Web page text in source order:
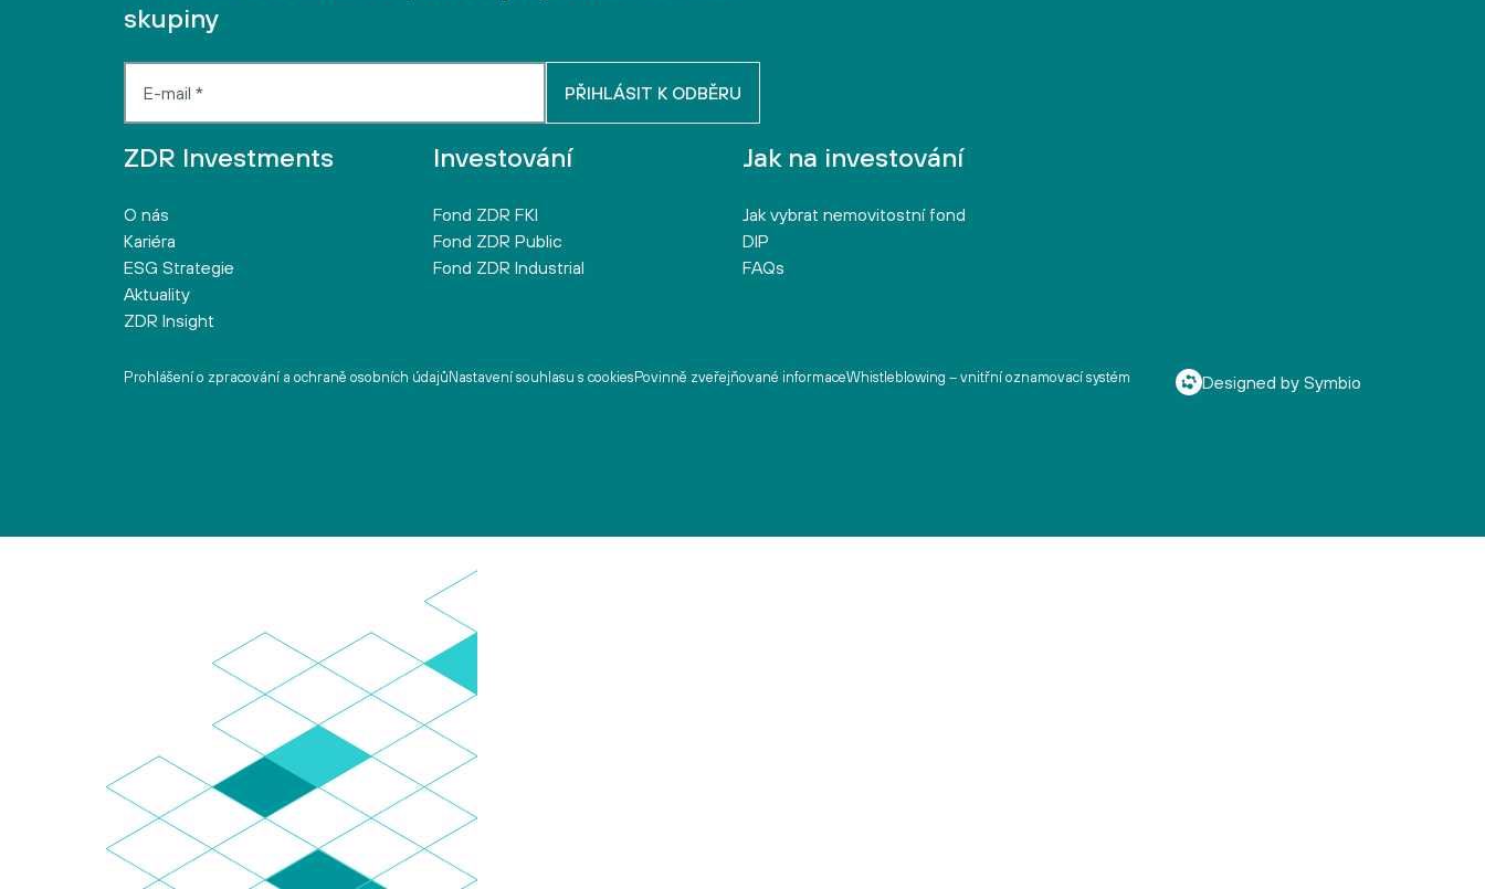
skupiny
ZDR Investments
O nás
Kariéra
ESG Strategie
Aktuality
ZDR Insight
Investování
Fond ZDR FKI
Fond ZDR Public
Fond ZDR Industrial
Jak na investování
Jak vybrat nemovitostní fond
DIP
FAQs
Prohlášení o zpracování a ochraně osobních údajůNastavení souhlasu s cookiesPovinně zveřejňované informaceWhistleblowing – vnitřní oznamovací systém Designed by Symbio